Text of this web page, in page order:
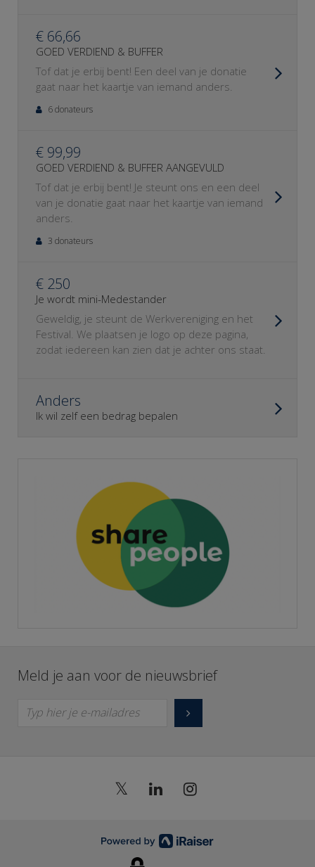
€ 66,66
GOED VERDIEND & BUFFER
Tof dat je erbij bent! Een deel van je donatie
gaat naar het kaartje van iemand anders.
6 donateurs
€ 99,99
GOED VERDIEND & BUFFER AANGEVULD
Tof dat je erbij bent! Je steunt ons en een deel
van je donatie gaat naar het kaartje van iemand
anders.
3 donateurs
€ 250
Je wordt mini-Medestander
Geweldig, je steunt de Werkvereniging en het
Festival. We plaatsen je logo op deze pagina,
zodat iedereen kan zien dat je achter ons staat.
Anders
Ik wil zelf een bedrag bepalen
Meld je aan voor de nieuwsbrief
Typ hier je e-mailadres
𝕏